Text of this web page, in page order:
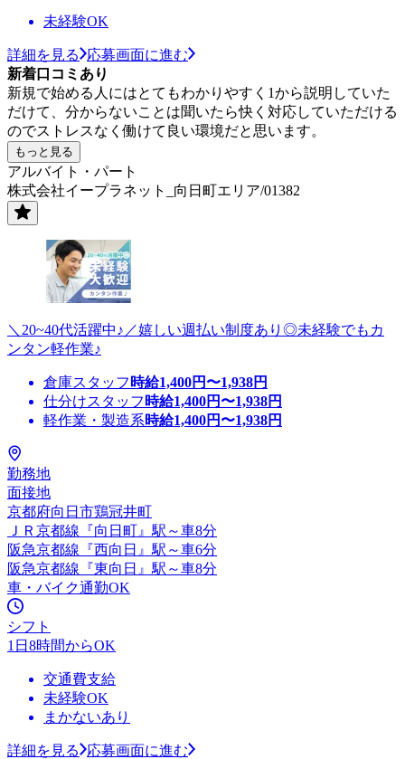
未経験OK
詳細を見る
応募画面に進む
新着口コミあり
新規で始める人にはとてもわかりやすく1から説明していた
だけて、分からないことは聞いたら快く対応していただける
のでストレスなく働けて良い環境だと思います。
もっと見る
アルバイト・パート
株式会社イープラネット_向日町エリア/01382
＼20~40代活躍中♪／嬉しい週払い制度あり◎未経験でもカ
ンタン軽作業♪
倉庫スタッフ 時給1,400円〜1,938円
仕分けスタッフ 時給1,400円〜1,938円
軽作業・製造系時給1,400円〜1,938円
勤務地
面接地
京都府向日市鶏冠井町
ＪＲ京都線『向日町』駅～車8分
阪急京都線『西向日』駅～車6分
阪急京都線『東向日』駅～車8分
車・バイク通勤OK
シフト
1日8時間からOK
交通費支給
未経験OK
まかないあり
詳細を見る
応募画面に進む